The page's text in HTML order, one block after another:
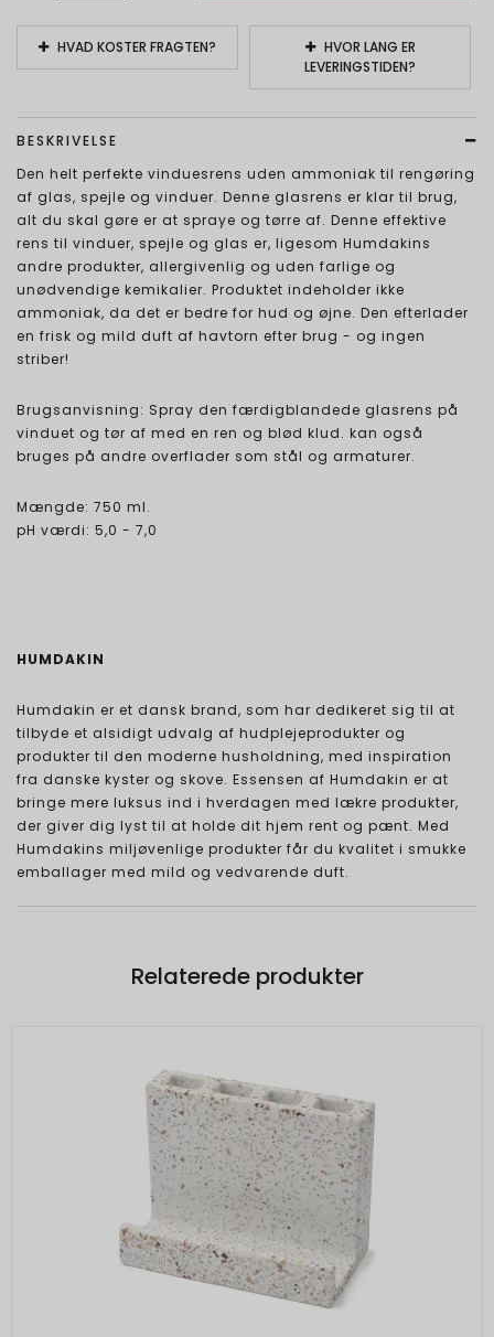
HVAD KOSTER FRAGTEN?
HVOR LANG ER
LEVERINGSTIDEN?
BESKRIVELSE
Den helt perfekte vinduesrens uden ammoniak til rengøring
af glas, spejle og vinduer. Denne glasrens er klar til brug,
alt du skal gøre er at spraye og tørre af. Denne effektive
rens til vinduer, spejle og glas er, ligesom Humdakins
andre produkter, allergivenlig og uden farlige og
unødvendige kemikalier. Produktet indeholder ikke
ammoniak, da det er bedre for hud og øjne. Den efterlader
en frisk og mild duft af havtorn efter brug - og ingen
striber!
Brugsanvisning: Spray den færdigblandede glasrens på
vinduet og tør af med en ren og blød klud. kan også
bruges på andre overflader som stål og armaturer.
Mængde: 750 ml.
pH værdi: 5,0 - 7,0
HUMDAKIN
Humdakin er et dansk brand, som har dedikeret sig til at
tilbyde et alsidigt udvalg af hudplejeprodukter og
produkter til den moderne husholdning, med inspiration
fra danske kyster og skove. Essensen af Humdakin er at
bringe mere luksus ind i hverdagen med lækre produkter,
der giver dig lyst til at holde dit hjem rent og pænt. Med
Humdakins miljøvenlige produkter får du kvalitet i smukke
emballager med mild og vedvarende duft.
Relaterede produkter